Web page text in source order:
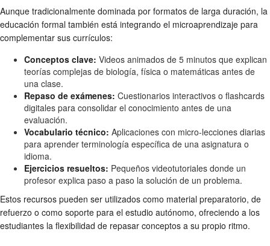
Aunque tradicionalmente dominada por formatos de larga duración, la
educación formal también está integrando el microaprendizaje para
complementar sus currículos:
Conceptos clave: Videos animados de 5 minutos que explican
teorías complejas de biología, física o matemáticas antes de
una clase.
Repaso de exámenes: Cuestionarios interactivos o flashcards
digitales para consolidar el conocimiento antes de una
evaluación.
Vocabulario técnico: Aplicaciones con micro-lecciones diarias
para aprender terminología específica de una asignatura o
idioma.
Ejercicios resueltos: Pequeños videotutoriales donde un
profesor explica paso a paso la solución de un problema.
Estos recursos pueden ser utilizados como material preparatorio, de
refuerzo o como soporte para el estudio autónomo, ofreciendo a los
estudiantes la flexibilidad de repasar conceptos a su propio ritmo.